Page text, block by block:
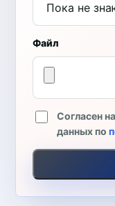
Файл
Согласен
данных по